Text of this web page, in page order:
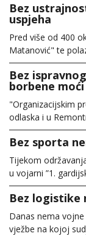
Bez
uspjeha
Pred više od 400
Matanović" te
Bez
borbene moći
"Organizacijskim
odlaska i u
Bez sporta
Tijekom
u vojarni ”1.
Bez logistike
Danas nema
vježbe na kojoj